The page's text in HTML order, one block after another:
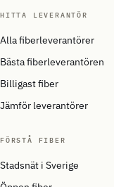
HITTA LEVERANTÖR
Alla fiberleverantörer
Bästa fiberleverantören
Billigast fiber
Jämför leverantörer
FÖRSTÅ FIBER
Stadsnät i Sverige